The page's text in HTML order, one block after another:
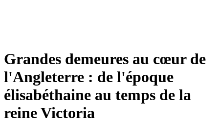
Grandes demeures au cœur de
l'Angleterre : de l'époque
élisabéthaine au temps de la
reine Victoria